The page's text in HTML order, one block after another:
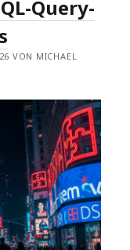
Query-
VON MICHAEL